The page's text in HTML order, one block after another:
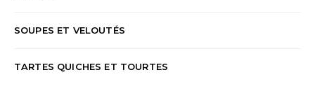
SOUPES ET VELOUTÉS
TARTES QUICHES ET TOURTES